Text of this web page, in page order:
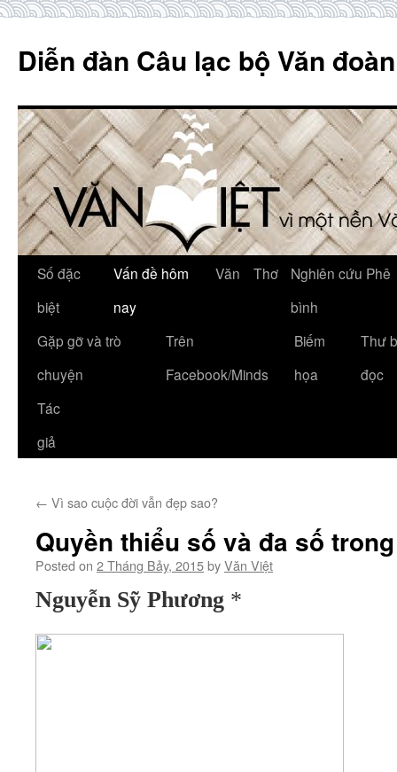
content
Diễn đàn Câu lạc bộ Văn
Số đặc
biệt
Vấn đề hôm
nay
Văn Thơ
Nghiên cứu Phê
bình
Gặp gỡ và trò
chuyện
Trên
Facebook/Minds
Biếm
họa
Thư
đọc
Tác
giả
← Vì sao cuộc đời vẫn đẹp sao?
Quyền thiểu số và đa số
Posted on 2 Tháng Bảy, 2015byVăn Việt
Nguyễn Sỹ Phương *